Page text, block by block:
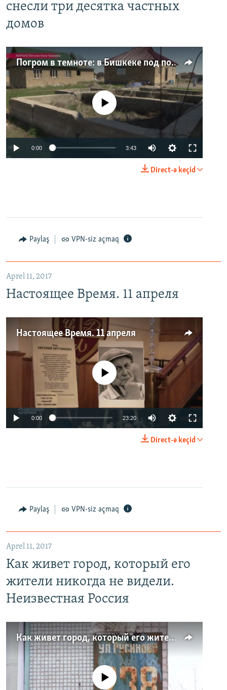
снесли три десятка частных
домов
Погром в темноте: в Бишкеке под покровом ночи неизвестные на тракторе снесли три десятка частных домов
No media source currently available
0:00 3:43
Direct-ə keçid
Paylaş VPN-siz açmaq
Aprel 11, 2017
Настоящее Время. 11 апреля
Настоящее Время. 11 апреля
No media source currently available
0:00 23:20
Direct-ə keçid
Paylaş VPN-siz açmaq
Aprel 11, 2017
Как живет город, который его
жители никогда не видели.
Неизвестная Россия
Как живет город, который его жители никогда не видели. Неизвестная Россия
No media source currently available